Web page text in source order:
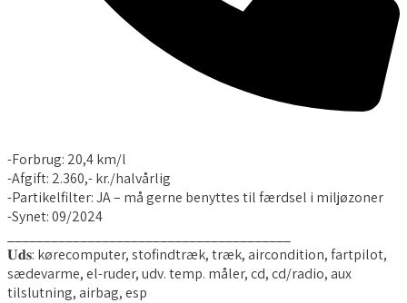
-Forbrug: 20,4 km/l
-Afgift: 2.360,- kr./halvårlig
-Partikelfilter: JA – må gerne benyttes til færdsel i miljøzoner
-Synet: 09/2024
𝐔𝐝𝐬: kørecomputer, stofindtræk, træk, aircondition, fartpilot,
sædevarme, el-ruder, udv. temp. måler, cd, cd/radio, aux
tilslutning, airbag, esp